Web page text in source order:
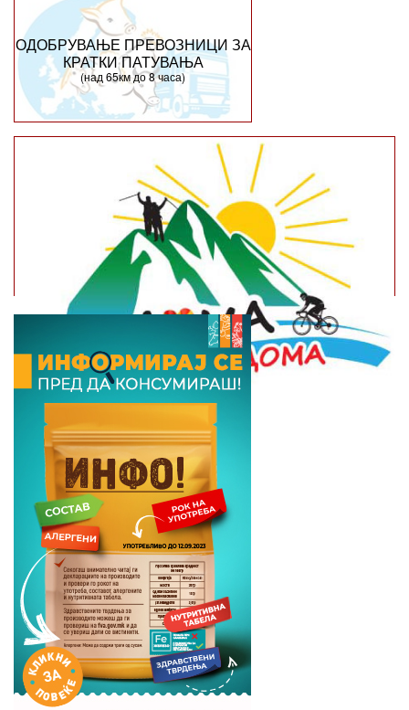
ОДОБРУВАЊЕ ПРЕВОЗНИЦИ ЗА
КРАТКИ ПАТУВАЊА
(над 65км до 8 часа)